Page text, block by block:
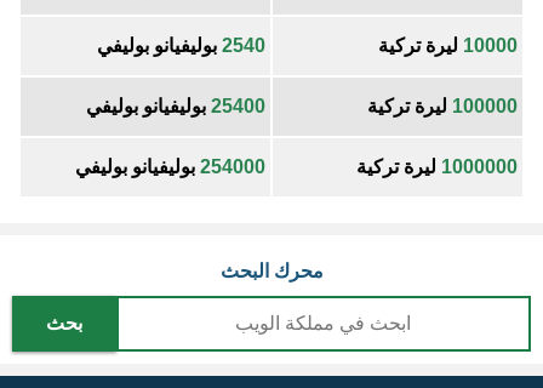
10000 ليرة تركية 2540 بوليفيانو بوليفي
100000 ليرة تركية 25400 بوليفيانو بوليفي
1000000 ليرة تركية 254000 بوليفيانو بوليفي
محرك البحث
بحث